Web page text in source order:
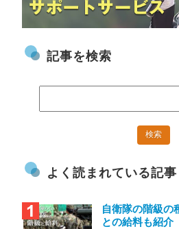
記事を検索
よく読まれている記事
自衛隊の階級の
との給料も紹介